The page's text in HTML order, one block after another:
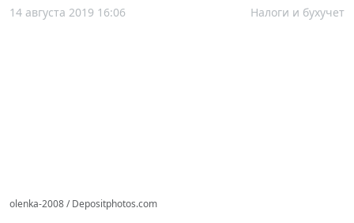
14 августа 2019 16:06 Налоги и бухучет
olenka-2008 / Depositphotos.com